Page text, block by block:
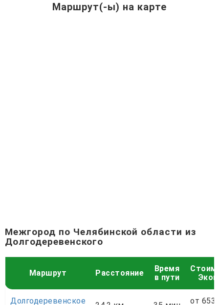
Маршрут(-ы) на карте
Межгород по Челябинской области из
Долгодеревенского
Маршрут Расстояние
Время
в пути
Долгодеревенское
от